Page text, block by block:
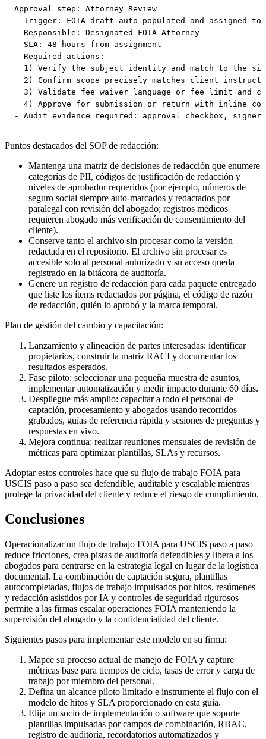
Approval step: Attorney Review
- Trigger: FOIA draft auto-populated and assigned to
- Responsible: Designated FOIA Attorney
- SLA: 48 hours from assignment
- Required actions:
1) Verify the subject identity and match to the
2) Confirm scope precisely matches client
3) Validate fee waiver language or fee limit and
4) Approve for submission or return with inline
Puntos destacados del SOP de redacción:
Mantenga una matriz de decisiones de redacción que enumere
categorías de PII, códigos de justificación de redacción y
niveles de aprobador requeridos (por ejemplo, números de
seguro social siempre auto-marcados y redactados por
paralegal con revisión del abogado; registros médicos
requieren abogado más verificación de consentimiento del
cliente).
Conserve tanto el archivo sin procesar como la versión
redactada en el repositorio. El archivo sin procesar es
accesible solo al personal autorizado y su acceso queda
registrado en la bitácora de auditoría.
Genere un registro de redacción para cada paquete entregado
que liste los ítems redactados por página, el código de razón
de redacción, quién lo aprobó y la marca temporal.
Plan de gestión del cambio y capacitación:
Lanzamiento y alineación de partes interesadas: identificar
propietarios, construir la matriz RACI y documentar los
resultados esperados.
Fase piloto: seleccionar una pequeña muestra de asuntos,
implementar automatización y medir impacto durante 60 días.
Despliegue más amplio: capacitar a todo el personal de
captación, procesamiento y abogados usando recorridos
grabados, guías de referencia rápida y sesiones de preguntas y
respuestas en vivo.
Mejora continua: realizar reuniones mensuales de revisión de
métricas para optimizar plantillas, SLAs y recursos.
Adoptar estos controles hace que su flujo de trabajo FOIA para
USCIS paso a paso sea defendible, auditable y escalable mientras
protege la privacidad del cliente y reduce el riesgo de cumplimiento.
Conclusiones
Operacionalizar un flujo de trabajo FOIA para USCIS paso a paso
reduce fricciones, crea pistas de auditoría defendibles y libera a los
abogados para centrarse en la estrategia legal en lugar de la logística
documental. La combinación de captación segura, plantillas
autocompletadas, flujos de trabajo impulsados por hitos, resúmenes
y redacción asistidos por IA y controles de seguridad rigurosos
permite a las firmas escalar operaciones FOIA manteniendo la
supervisión del abogado y la confidencialidad del cliente.
Siguientes pasos para implementar este modelo en su firma:
Mapee su proceso actual de manejo de FOIA y capture
métricas base para tiempos de ciclo, tasas de error y carga de
trabajo por miembro del personal.
Defina un alcance piloto limitado e instrumente el flujo con el
modelo de hitos y SLA proporcionado en esta guía.
Elija un socio de implementación o software que soporte
plantillas impulsadas por campos de combinación, RBAC,
registro de auditoría, recordatorios automatizados y